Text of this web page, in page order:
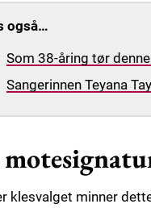
også…
Som 38-åring tør
Sangerinnen Teyana
klesvalget minner